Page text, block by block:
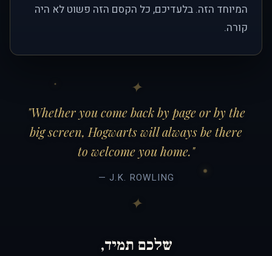
המיוחד הזה. בלעדיכם, כל הקסם הזה פשוט לא היה
קורה.
"Whether you come back by page or by the
big screen, Hogwarts will always be there
to welcome you home."
— J.K. ROWLING
שלכם תמיד,